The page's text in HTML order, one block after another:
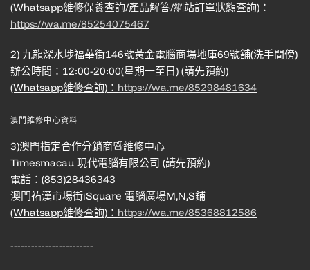
(Whatsapp維修保養查詢/產品解答/網站訂單狀態查詢)：
https://wa.me/85254075467
2) 九龍深水埗福華街146號黃金電腦商場地庫69號舖(洗手間傍)
辦公時間：12:00-20:00(星期一至日) (請先預約)
(Whatsapp維修查詢)： https://wa.me/85298481634
澳門維修中心資料
3)澳門指定合作分銷商暨維修中心
Timesmacau 現代電腦有限公司 (請先預約)
電話：(853)28436343
澳門祐漢市場街iSquare 電腦廣場M,N,S鋪
(Whatsapp維修查詢)： https://wa.me/85368812586
------------------------